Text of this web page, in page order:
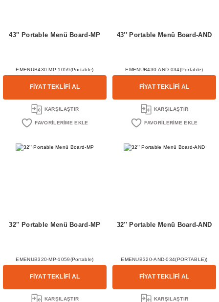
43'' Portable Menü Board-MP
EMENUB430-MP-1059(Portable)
FİYAT TEKLİFİ AL
KARŞILAŞTIR
43'' Portable Menü Board-AND
EMENUB430-AND-034(Portable)
FİYAT TEKLİFİ AL
KARŞILAŞTIR
32'' Portable Menü Board-MP
EMENUB320-MP-1059(Portable)
FİYAT TEKLİFİ AL
KARŞILAŞTIR
32'' Portable Menü Board-AND
EMENUB320-AND-034(PORTABLE))
FİYAT TEKLİFİ AL
KARŞILAŞTIR